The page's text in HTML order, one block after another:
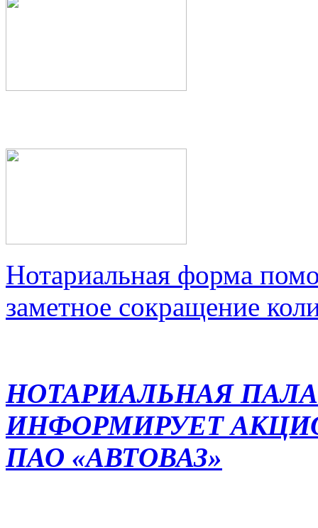
Нотариальная форма
заметное сокращение
НОТАРИАЛЬНАЯ
ИНФОРМИРУЕТ
ПАО «АВТОВАЗ»